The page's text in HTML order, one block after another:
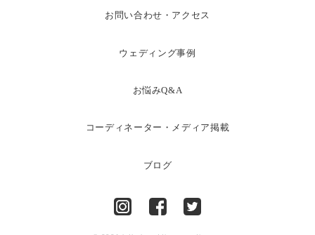
お問い合わせ・アクセス
ウェディング事例
お悩みQ&A
コーディネーター・メディア掲載
ブログ